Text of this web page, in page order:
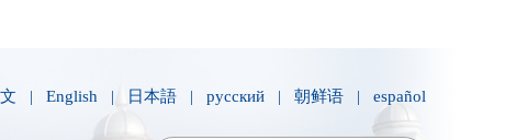
| English | 日本語 | русский | 朝鲜语 | español